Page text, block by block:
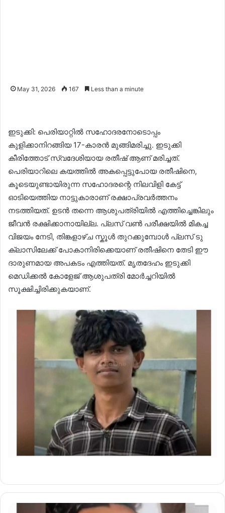
May 31, 2026 167 Less than a minute
ഇടുക്കി: പെരിയാറ്റിൽ സഹോദരനോടൊപ്പം
കുളിക്കാനിറങ്ങിയ 17-കാരൻ മുങ്ങിമരിച്ചു. ഇടുക്കി
കീരിത്തോട് സ്വദേശിയായ രതീഷ് ആണ് മരിച്ചത്.
പെരിയാറിലെ കയത്തിൽ അകപ്പെട്ടുപോയ രതീഷിനെ,
കൂടെയുണ്ടായിരുന്ന സഹോദരന്റെ നിലവിളി കേട്ട്
ഓടിയെത്തിയ നാട്ടുകാരാണ് രക്ഷാപ്രവര്‍ത്തനം
നടത്തിയത്. ഉടന്‍ തന്നെ ആശുപത്രിയിൽ എത്തിച്ചെങ്കിലും
ജീവൻ രക്ഷിക്കാനായില്ല. പ്ലസ് വൺ പരീക്ഷയിൽ മികച്ച
വിജയം നേടി, തിങ്കളാഴ്ച സ്കൂൾ തുറക്കുമ്പോൾ പ്ലസ് ടു
ക്ലാസിലേക്ക് പോകാനിരിക്കെയാണ് രതീഷിനെ തേടി ഈ
ദാരുണമായ അപകടം എത്തിയത്. മൃതദേഹം ഇടുക്കി
മെഡിക്കൽ കോളേജ് ആശുപത്രി മോർച്ചറിയിൽ
സൂക്ഷിച്ചിരിക്കുകയാണ്.